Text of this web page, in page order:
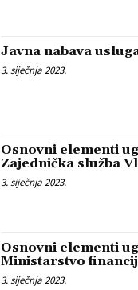
Javna nabava
3. siječnja 2023.
Osnovni elementi
Zajednička služba
3. siječnja 2023.
Osnovni elementi
Ministarstvo
3. siječnja 2023.